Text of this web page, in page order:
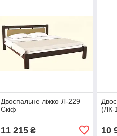
Двоспальне ліжко Л-229
Скіф
11 215₴
(ЛК-
10